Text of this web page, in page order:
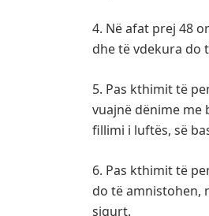
4. Në afat prej 48
dhe të vdekura do
5. Pas kthimit të
vuajnë dënime me
fillimi i luftës, së
6. Pas kthimit të
do të amnistohen,
sigurt.